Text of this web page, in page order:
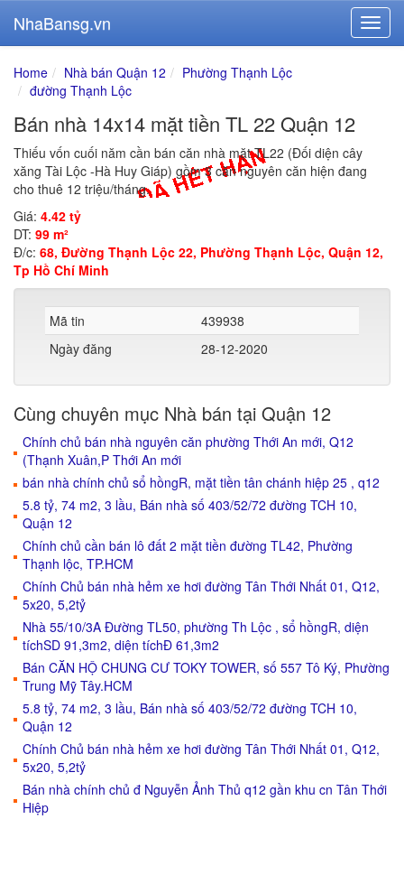
NhaBansg.vn
Home Nhà bán Quận 12
Phường Thạnh Lộc
đường Thạnh Lộc
Bán nhà 14x14 mặt tiền TL 22 Quận 12
Thiếu vốn cuối năm cần bán căn nhà mặt TL22 (Đối diện cây
xăng Tài Lộc -Hà Huy Giáp) gồm 3 căn nguyên căn hiện đang
cho thuê 12 triệu/tháng.
Giá: 4.42 tỷ
DT: 99 m²
Đ/c: 68, Đường Thạnh Lộc 22, Phường Thạnh Lộc, Quận 12,
Tp Hồ Chí Minh
Mã tin
439938
Ngày đăng
28-12-2020
Cùng chuyên mục Nhà bán tại Quận 12
Chính chủ bán nhà nguyên căn phường Thới An mới, Q12
(Thạnh Xuân,P Thới An mới
bán nhà chính chủ sổ hồngR, mặt tiền tân chánh hiệp 25 , q12
5.8 tỷ, 74 m2, 3 lầu, Bán nhà số 403/52/72 đường TCH 10,
Quận 12
Chính chủ cần bán lô đất 2 mặt tiền đường TL42, Phường
Thạnh lộc, TP.HCM
Chính Chủ bán nhà hẻm xe hơi đường Tân Thới Nhất 01, Q12,
5x20, 5,2tỷ
Nhà 55/10/3A Đường TL50, phường Th Lộc , sổ hồngR, diện
tíchSD 91,3m2, diện tíchĐ 61,3m2
Bán CĂN HỘ CHUNG CƯ TOKY TOWER, số 557 Tô Ký, Phường
Trung Mỹ Tây.HCM
5.8 tỷ, 74 m2, 3 lầu, Bán nhà số 403/52/72 đường TCH 10,
Quận 12
Chính Chủ bán nhà hẻm xe hơi đường Tân Thới Nhất 01, Q12,
5x20, 5,2tỷ
Bán nhà chính chủ đ Nguyễn Ảnh Thủ q12 gần khu cn Tân Thới
Hiệp